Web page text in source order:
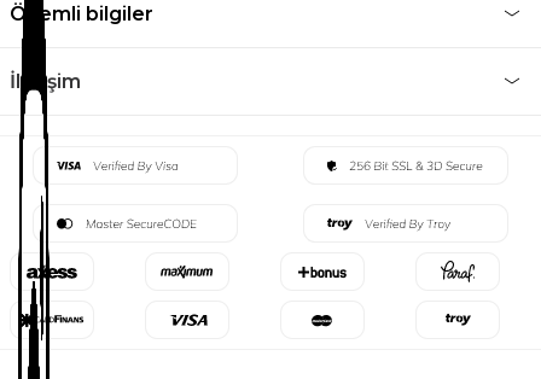
Önemli bilgiler
İletişim